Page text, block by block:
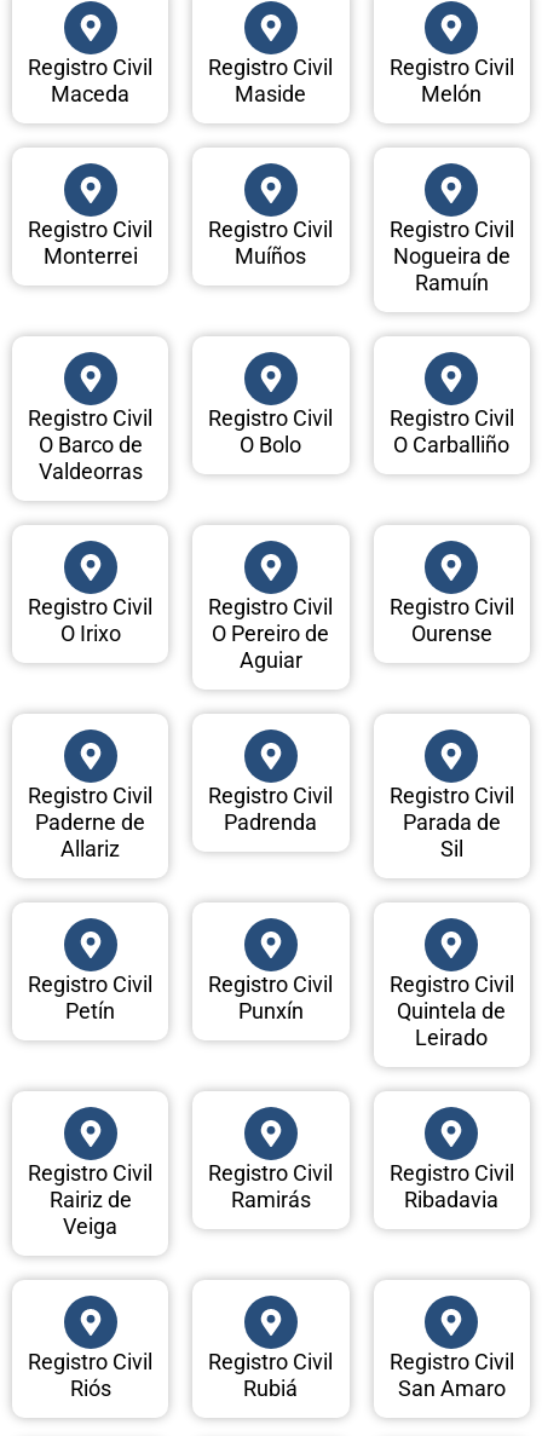
Registro Civil
Maceda
Registro Civil
Maside
Registro Civil
Melón
Registro Civil
Monterrei
Registro Civil
Muíños
Registro Civil
Nogueira de
Ramuín
Registro Civil
O Barco de
Valdeorras
Registro Civil
O Bolo
Registro Civil
O Carballiño
Registro Civil
O Irixo
Registro Civil
O Pereiro de
Aguiar
Registro Civil
Ourense
Registro Civil
Paderne de
Allariz
Registro Civil
Padrenda
Registro Civil
Parada de
Sil
Registro Civil
Petín
Registro Civil
Punxín
Registro Civil
Quintela de
Leirado
Registro Civil
Rairiz de
Veiga
Registro Civil
Ramirás
Registro Civil
Ribadavia
Registro Civil
Riós
Registro Civil
Rubiá
Registro Civil
San Amaro